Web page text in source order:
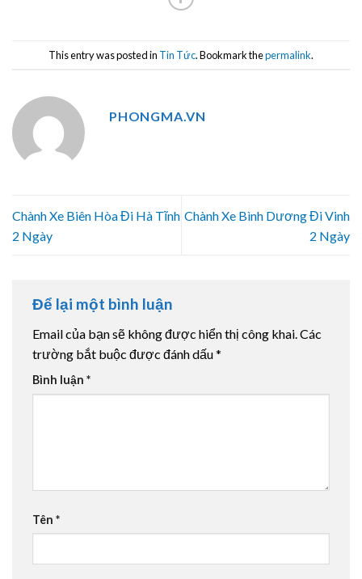
This entry was posted in Tin Tức. Bookmark thepermalink.
PHONGMA.VN
Chành Xe Biên Hòa Đi Hà Tĩnh
2 Ngày
Chành Xe Bình Dương Đi Vinh
2 Ngày
Để lại một bình luận
Email của bạn sẽ không được hiển thị công khai.Các
trường bắt buộc được đánh dấu*
Bình luận *
Tên *